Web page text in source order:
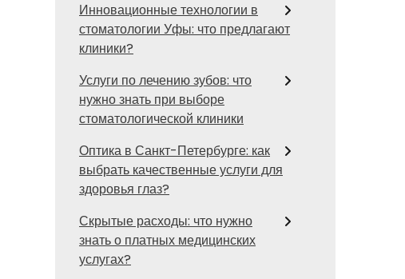
Инновационные технологии в
стоматологии Уфы: что предлагают
клиники?
Услуги по лечению зубов: что
нужно знать при выборе
стоматологической клиники
Оптика в Санкт-Петербурге: как
выбрать качественные услуги для
здоровья глаз?
Скрытые расходы: что нужно
знать о платных медицинских
услугах?